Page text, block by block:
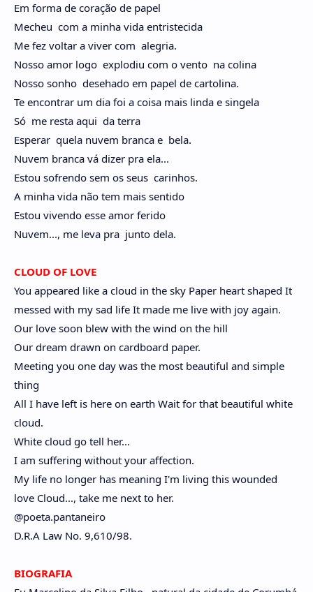
Em forma de coração de papel
Mecheu com a minha vida entristecida
Me fez voltar a viver com alegria.
Nosso amor logo explodiu com o vento na colina
Nosso sonho desehado em papel de cartolina.
Te encontrar um dia foi a coisa mais linda e singela
Só me resta aqui da terra
Esperar quela nuvem branca e bela.
Nuvem branca vá dizer pra ela...
Estou sofrendo sem os seus carinhos.
A minha vida não tem mais sentido
Estou vivendo esse amor ferido
Nuvem..., me leva pra junto dela.
CLOUD OF LOVE
You appeared like a cloud in the sky Paper heart shaped It
messed with my sad life It made me live with joy again.
Our love soon blew with the wind on the hill
Our dream drawn on cardboard paper.
Meeting you one day was the most beautiful and simple
thing
All I have left is here on earth Wait for that beautiful white
cloud.
White cloud go tell her...
I am suffering without your affection.
My life no longer has meaning I'm living this wounded
love Cloud..., take me next to her.
@poeta.pantaneiro
D.R.A Law No. 9,610/98.
BIOGRAFIA